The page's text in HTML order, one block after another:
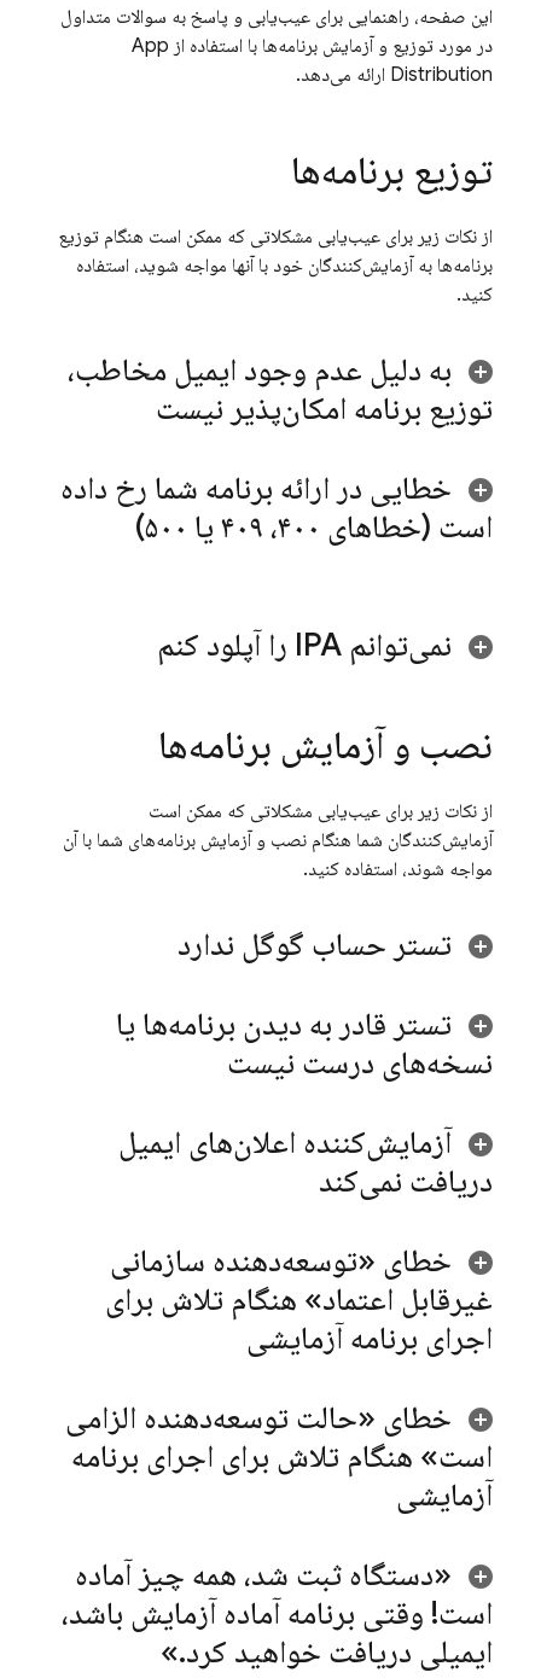
این صفحه، راهنمایی برای عیب‌یابی و پاسخ به سوالات متداول
در مورد توزیع و آزمایش برنامه‌ها با استفاده از App
Distribution ارائه می‌دهد.
توزیع برنامه‌ها
از نکات زیر برای عیب‌یابی مشکلاتی که ممکن است هنگام توزیع
برنامه‌ها به آزمایش‌کنندگان خود با آنها مواجه شوید، استفاده
کنید.
به دلیل عدم وجود ایمیل مخاطب،
توزیع برنامه امکان‌پذیر نیست
خطایی در ارائه برنامه شما رخ داده
است (خطاهای ۴۰۰، ۴۰۹ یا ۵۰۰)
نمی‌توانم IPA را آپلود کنم
نصب و آزمایش برنامه‌ها
از نکات زیر برای عیب‌یابی مشکلاتی که ممکن است
آزمایش‌کنندگان شما هنگام نصب و آزمایش برنامه‌های شما با آن
مواجه شوند، استفاده کنید.
تستر حساب گوگل ندارد
تستر قادر به دیدن برنامه‌ها یا
نسخه‌های درست نیست
آزمایش‌کننده اعلان‌های ایمیل
دریافت نمی‌کند
خطای «توسعه‌دهنده سازمانی
غیرقابل اعتماد» هنگام تلاش برای
اجرای برنامه آزمایشی
خطای «حالت توسعه‌دهنده الزامی
است» هنگام تلاش برای اجرای برنامه
آزمایشی
«دستگاه ثبت شد، همه چیز آماده
است! وقتی برنامه آماده آزمایش باشد،
ایمیلی دریافت خواهید کرد.
»